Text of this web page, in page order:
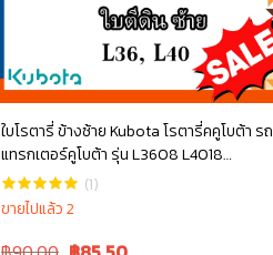
ใบโรตารี่ ข้างซ้าย Kubota โรตารี่คคูโบต้า รถ
แทรกเตอร์คูโบต้า รุ่น L3608 L4018
W9516-54163(1)
ขายไปแล้ว 2
Original
Current
หยิบใส่ตะกร้า